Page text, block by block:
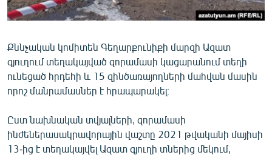
ՏՏ ԵՒ ԻՆՏԵՐՆԵՏ
ԱՐԽԻՎ
ՏԵՍԱՆՅՈՒԹԵՐ
ԲԱՆԱՎԵՃ
ՁԳՏԵԼՈՎ ԼԱՎԱԳՈՒՅՆԻՆ
ՓՈԴՔԱՍԹ
Քննչական կոմիտեն Գեղարքունիքի մարզի Ազատ
գյուղում տեղակայված զորամասի կացարանում տեղի
ունեցած հրդեհի և 15 զինծառայողների մահվան մասին
որոշ մանրամասներ է հրապարակել։
Ըստ նախնական տվյալների, զորամասի
ինժեներասակրավորային վաշտը 2021 թվականի մայիսի
13-ից է տեղակայվել Ազատ գյուղի տներից մեկում,